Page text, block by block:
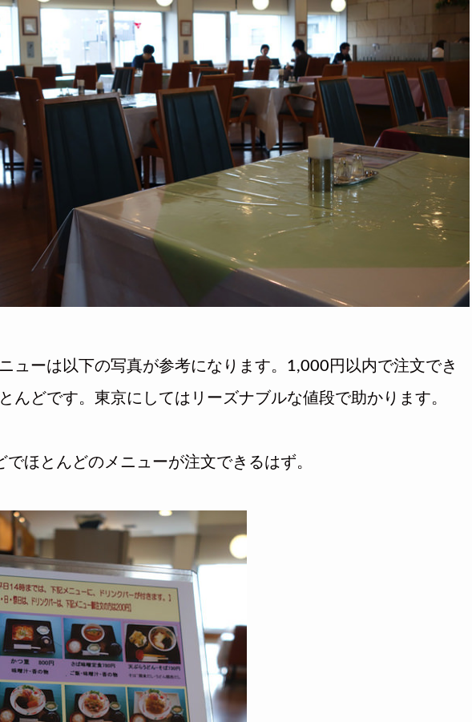
ューは以下の写真が参考になります。1,000円以内で注文でき
んどです。東京にしてはリーズナブルな値段で助かります。
ほとんどのメニューが注文できるはず。